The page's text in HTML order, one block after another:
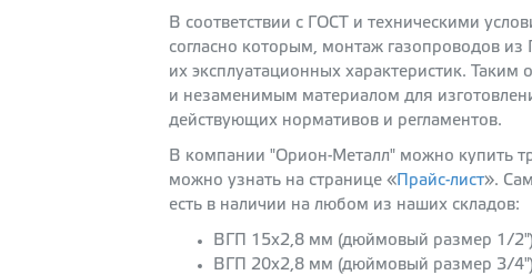
В соответствии с ГОСТ и техническими
согласно которым, монтаж газопроводов
их эксплуатационных характеристик.
и незаменимым материалом для
действующих нормативов и регламентов.
В компании "Орион-Металл" можно купить
можно узнать на странице « Прайс-лист».
есть в наличии на любом из наших складов:
ВГП 15х2,8 мм (дюймовый размер 1/
ВГП 20х2,8 мм (дюймовый размер 3/